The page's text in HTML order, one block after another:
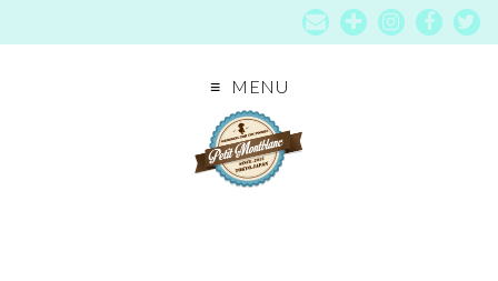
MENU